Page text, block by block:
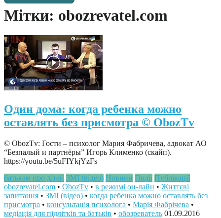
Мітки: obozrevatel.com
Один дома: когда ребенка можно
оставлять без присмотра © ObozTv
© ObozTv: Гости – психолог Мария Фабричева, адвокат АО
“Безпалый и партнёры” Игорь Клименко (скайп).
https://youtu.be/5uFIYkjYzFs
батькам про дітей ЗМІ (відео) Новини Події Публікації
obozrevatel.com • ObozTv‬ • в режимі он-лайн • Життєві
запитання • ЗМІ (відео) • когда ребенка можно оставлять без
присмотра • консультація психолога • Марія Фабрічева •
медіація для підлітків та батьків • обозреватель 01.09.2016